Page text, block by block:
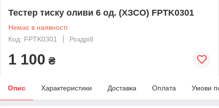
Тестер тиску оливи 6 од. (ХЗСО) FPTK0301
Немає в наявності
Код: FPTK0301
Роздріб
1 100 ₴
Опис Характеристики Доставка Оплата Умови